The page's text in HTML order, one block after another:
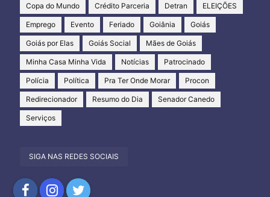
Copa do Mundo Crédito Parceria Detran ELEIÇÕES
Emprego Evento Feriado Goiânia Goiás
Goiás por Elas Goiás Social Mães de Goiás
Minha Casa Minha Vida Notícias Patrocinado
Polícia Política Pra Ter Onde Morar Procon
Redirecionador Resumo do Dia Senador Canedo
Serviços
SIGA NAS REDES SOCIAIS